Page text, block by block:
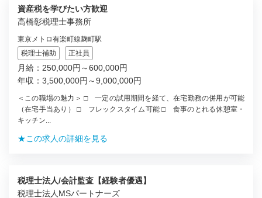
資産税を学びたい方歓迎
高橋彰税理士事務所
東京メトロ有楽町線麹町駅
税理士補助
正社員
月給：250,000円～600,000円
年収：3,500,000円～9,000,000円
＜この職場の魅力＞ □ 一定の試用期間を経て、在宅勤務の併用が可能
（在宅手当あり） □ フレックスタイム可能 □ 食事のとれる休憩室・
キッチン...
★この求人の詳細を見る
税理士法人/会計監査【経験者優遇】
税理士法人MSパートナーズ